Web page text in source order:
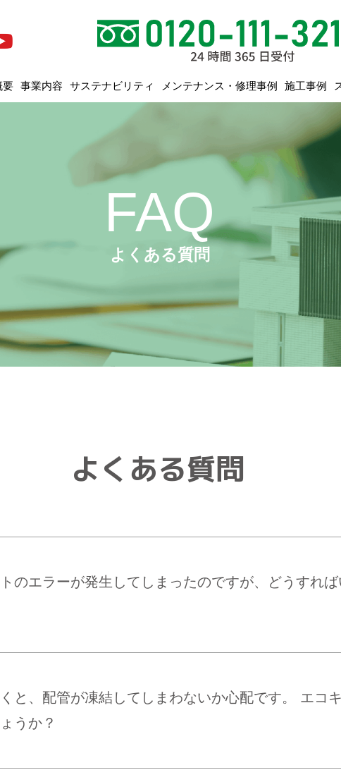
要 事業内容 サステナビリティ メンテナンス・修理事例 施工事例
FAQ
よくある質問
よくある質問
のエラーが発生してしまったのですが、どうすれ
と、配管が凍結してしまわないか心配です。 エコ
うか？